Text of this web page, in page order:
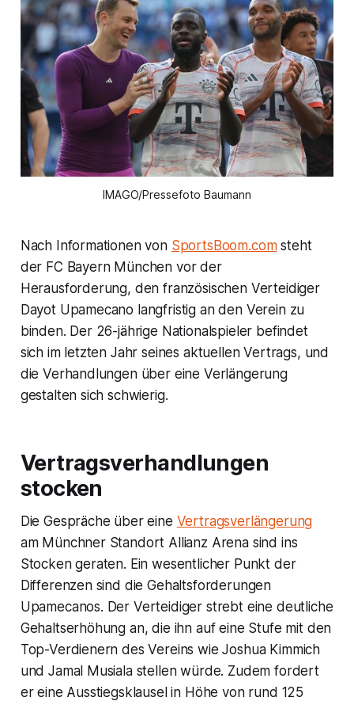
IMAGO/Pressefoto Baumann
Nach Informationen von SportsBoom.comsteht
der FC Bayern München vor der
Herausforderung, den französischen Verteidiger
Dayot Upamecano langfristig an den Verein zu
binden. Der 26-jährige Nationalspieler befindet
sich im letzten Jahr seines aktuellen Vertrags, und
die Verhandlungen über eine Verlängerung
gestalten sich schwierig.
Vertragsverhandlungen
stocken
Die Gespräche über eine Vertragsverlängerung
am Münchner Standort Allianz Arena sind ins
Stocken geraten. Ein wesentlicher Punkt der
Differenzen sind die Gehaltsforderungen
Upamecanos. Der Verteidiger strebt eine deutliche
Gehaltserhöhung an, die ihn auf eine Stufe mit den
Top-Verdienern des Vereins wie Joshua Kimmich
und Jamal Musiala stellen würde. Zudem fordert
er eine Ausstiegsklausel in Höhe von rund 125